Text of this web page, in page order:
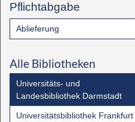
Pflichtabgabe
Ablieferung
Alle Bibliotheken
Universitäts- und
Landesbibliothek Darmstadt
Universitätsbibliothek Frankfurt